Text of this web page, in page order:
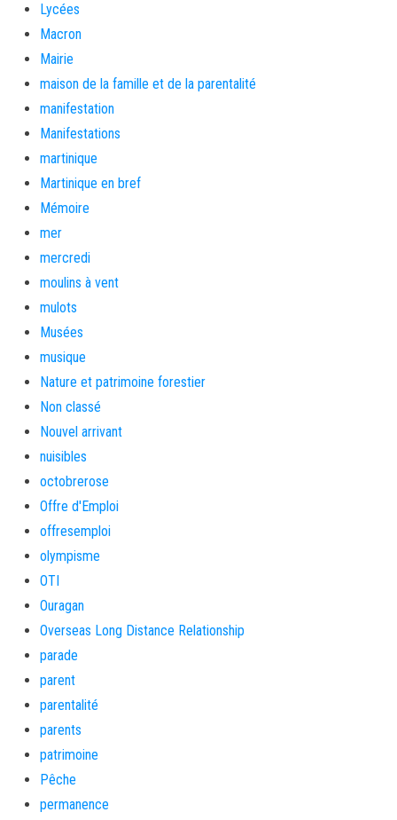
Lycées
Macron
Mairie
maison de la famille et de la parentalité
manifestation
Manifestations
martinique
Martinique en bref
Mémoire
mer
mercredi
moulins à vent
mulots
Musées
musique
Nature et patrimoine forestier
Non classé
Nouvel arrivant
nuisibles
octobrerose
Offre d'Emploi
offresemploi
olympisme
OTI
Ouragan
Overseas Long Distance Relationship
parade
parent
parentalité
parents
patrimoine
Pêche
permanence